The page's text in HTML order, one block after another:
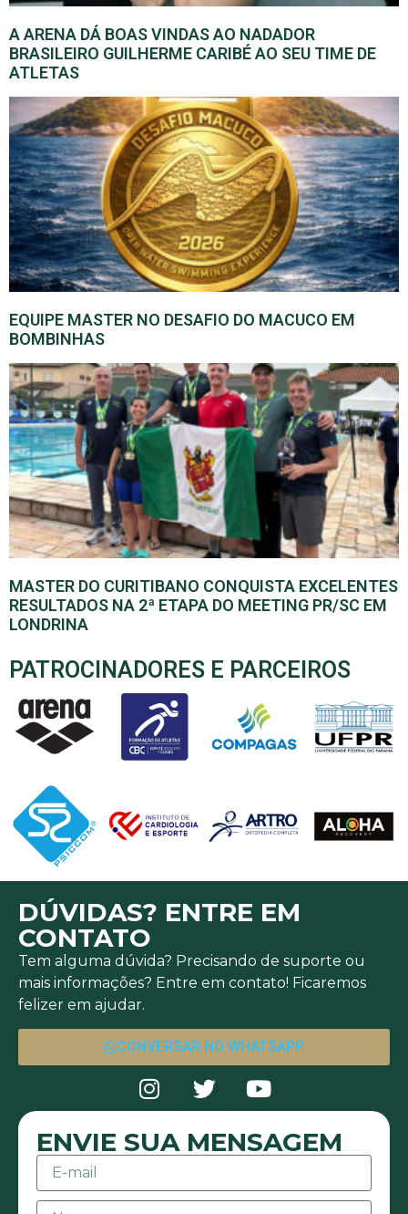
A ARENA DÁ BOAS VINDAS AO NADADOR
BRASILEIRO GUILHERME CARIBÉ AO SEU TIME DE
ATLETAS
EQUIPE MASTER NO DESAFIO DO MACUCO EM
BOMBINHAS
MASTER DO CURITIBANO CONQUISTA EXCELENTES
RESULTADOS NA 2ª ETAPA DO MEETING PR/SC EM
LONDRINA
PATROCINADORES E PARCEIROS
DÚVIDAS? ENTRE EM
CONTATO
Tem alguma dúvida? Precisando de suporte ou
mais informações? Entre em contato! Ficaremos
felizer em ajudar.
CONVERSAR NO WHATSAPP
ENVIE SUA MENSAGEM